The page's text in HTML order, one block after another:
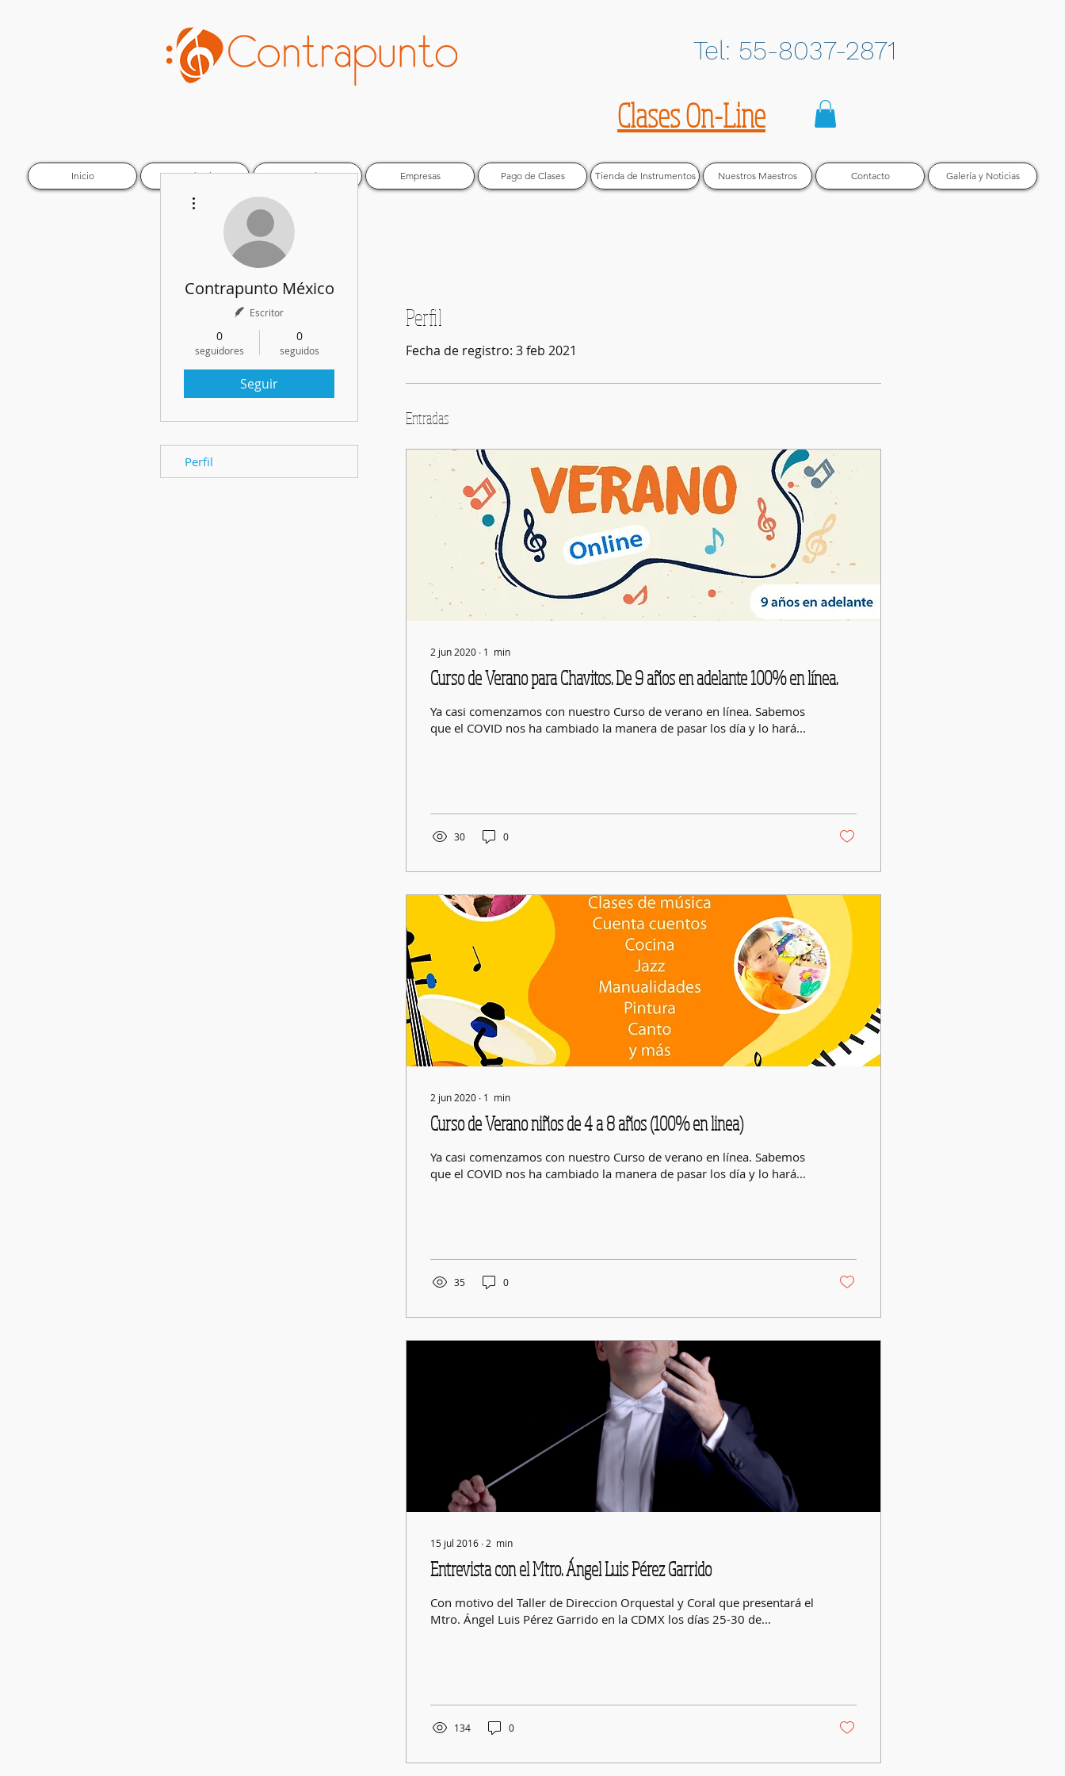
Tel: 55-8037-2871
Clases On-Line
Inicio Academia Escuelas Empresas Pago de Clases Tienda de Instrumentos Nuestros Maestros Contacto Galería y Noticias
Perfil
Fecha de registro: 3 feb 2021
Entradas
2 jun 2020 ∙ 1 min
Curso de Verano para Chavitos. De 9 años en adelante 100% en línea.
Ya casi comenzamos con nuestro Curso de verano en línea. Sabemos
que el COVID nos ha cambiado la manera de pasar los día y lo hará...
30 0
2 jun 2020 ∙ 1 min
Curso de Verano niños de 4 a 8 años (100% en linea)
Ya casi comenzamos con nuestro Curso de verano en línea. Sabemos
que el COVID nos ha cambiado la manera de pasar los día y lo hará...
35 0
15 jul 2016 ∙ 2 min
Entrevista con el Mtro. Ángel Luis Pérez Garrido
Con motivo del Taller de Direccion Orquestal y Coral que presentará el
Mtro. Ángel Luis Pérez Garrido en la CDMX los días 25-30 de...
134 0
Contrapunto México
Escritor
0
seguidores
0
seguidos
Seguir
Perfil